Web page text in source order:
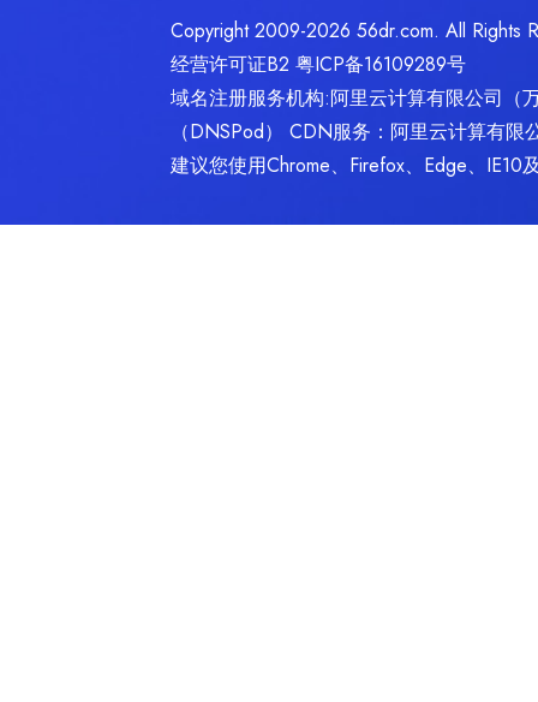
Copyright 2009-2026 56dr.com. All Rights
经营许可证B2 粤ICP备16109289号
域名注册服务机构:阿里云计算有限公司（
（DNSPod） CDN服务：阿里云计算有限
建议您使用Chrome、Firefox、Edge、